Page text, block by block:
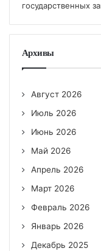
государственных
Архивы
Август 2026
Июль 2026
Июнь 2026
Май 2026
Апрель 2026
Март 2026
Февраль 2026
Январь 2026
Декабрь 2025